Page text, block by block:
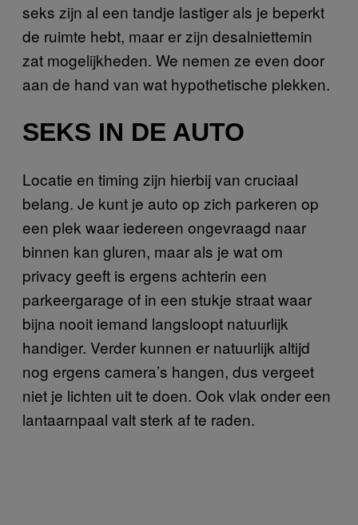
seks zijn al een tandje lastiger als je beperkt
de ruimte hebt, maar er zijn desalniettemin
zat mogelijkheden. We nemen ze even door
aan de hand van wat hypothetische plekken.
SEKS IN DE AUTO
Locatie en timing zijn hierbij van cruciaal
belang. Je kunt je auto op zich parkeren op
een plek waar iedereen ongevraagd naar
binnen kan gluren, maar als je wat om
privacy geeft is ergens achterin een
parkeergarage of in een stukje straat waar
bijna nooit iemand langsloopt natuurlijk
handiger. Verder kunnen er natuurlijk altijd
nog ergens camera’s hangen, dus vergeet
niet je lichten uit te doen. Ook vlak onder een
lantaarnpaal valt sterk af te raden.